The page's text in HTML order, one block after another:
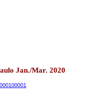
Jan./Mar. 2020